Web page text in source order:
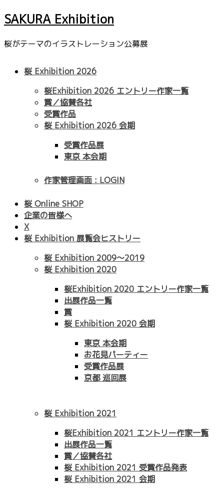
SAKURA Exhibition
桜がテーマのイラストレーション公募展
桜 Exhibition 2026
桜Exhibition 2026 エントリー作家一覧
賞／協賛各社
受賞作品
桜 Exhibition 2026 会期
受賞作品展
東京 本会期
作家管理画面 : LOGIN
桜 Online SHOP
企業の皆様へ
X
桜 Exhibition 展覧会ヒストリー
桜 Exhibition 2009〜2019
桜 Exhibition 2020
桜Exhibition 2020 エントリー作家一覧
出展作品一覧
賞
桜 Exhibition 2020 会期
東京 本会期
お花見パーティー
受賞作品展
京都 巡回展
桜 Exhibition 2021
桜Exhibition 2021 エントリー作家一覧
出展作品一覧
賞／協賛各社
桜 Exhibition 2021 受賞作品発表
桜 Exhibition 2021 会期